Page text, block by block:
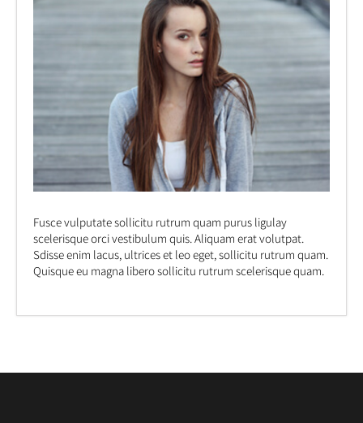
Fusce vulputate sollicitu rutrum quam purus ligulay
scelerisque orci vestibulum quis. Aliquam erat volutpat.
Sdisse enim lacus, ultrices et leo eget, sollicitu rutrum quam.
Quisque eu magna libero sollicitu rutrum scelerisque quam.